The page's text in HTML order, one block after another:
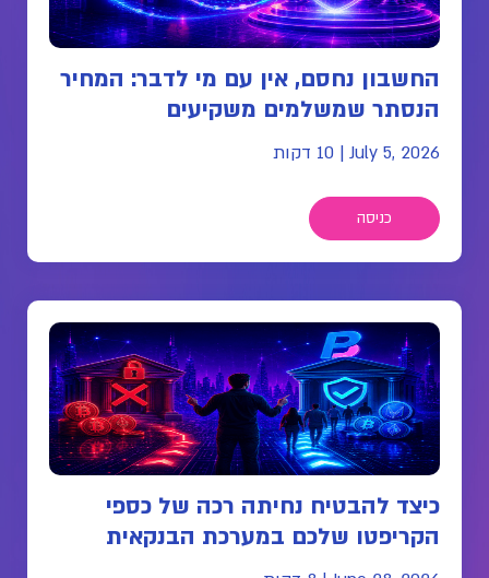
החשבון נחסם, אין עם מי לדבר: המחיר
הנסתר שמשלמים משקיעים
July 5, 2026
| 10 דקות
כניסה
כיצד להבטיח נחיתה רכה של כספי
הקריפטו שלכם במערכת הבנקאית